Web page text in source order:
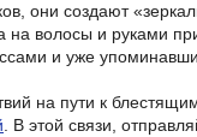
они создают
на волосы и руками
и уже
на пути к
. В этой связи,